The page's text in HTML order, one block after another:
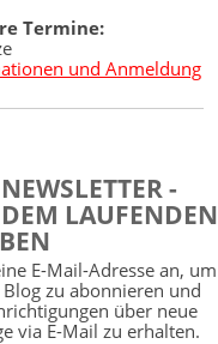
Termine:
und Anmeldung
-
LAUFENDEN
E-Mail-Adresse an, um
Blog zu abonnieren und
über neue
via E-Mail zu erhalten.